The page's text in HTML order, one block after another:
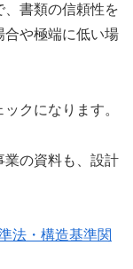
書類の信頼性を
合や極端に低い場
クになります。
業の資料も、設計
法・構造基準関